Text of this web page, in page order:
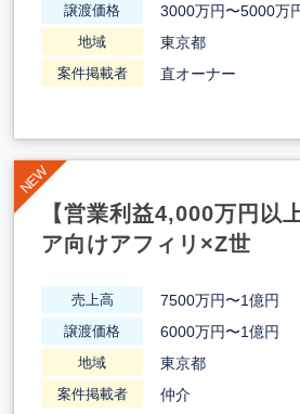
譲渡価格 3000万円〜5000万
地域 東京都
案件掲載者 直オーナー
【営業利益4,000万円以
ア向けアフィリ×Z世
売上高 7500万円〜1億円
譲渡価格 6000万円〜1億円
地域 東京都
案件掲載者 仲介